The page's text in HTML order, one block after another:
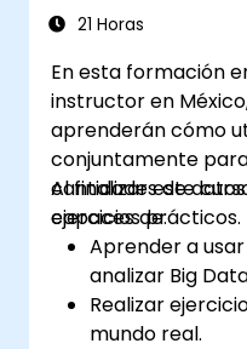
21 Horas
En esta formación
instructor en
aprenderán cómo
conjuntamente
cantidades de
ejercicios prácticos.
Al finalizar este
capaces de:
Aprender a
analizar Big
Realizar
mundo real.